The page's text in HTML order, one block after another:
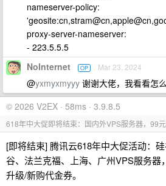
nameserver-policy:
proxy-server-nameserver:
- 223.5.5.5
NoInternet OP Mar 23, 2024
@yxmyxmyyy 谢谢大佬，我看看怎
© 2026 V2EX · 58ms · 3.9.8.5
618年中大促即将结束：国内外VPS服务器，99
[即将结束] 腾讯云618年中大促活动：
谷、法兰克福、上海、广州VPS服务器
升级/新购代金券。